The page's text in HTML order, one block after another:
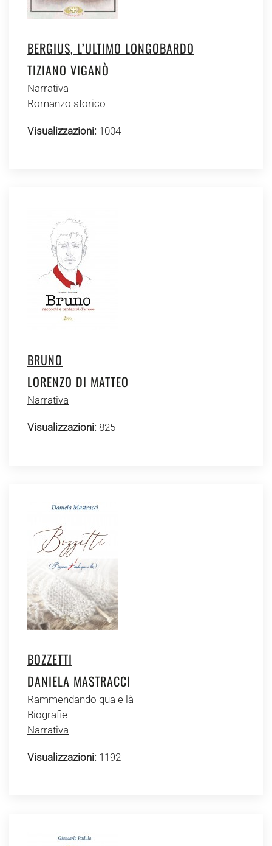
BERGIUS, L’ULTIMO LONGOBARDO
TIZIANO VIGANÒ
Narrativa
Romanzo storico
Visualizzazioni: 1004
BRUNO
LORENZO DI MATTEO
Narrativa
Visualizzazioni: 825
BOZZETTI
DANIELA MASTRACCI
Rammendando qua e là
Biografie
Narrativa
Visualizzazioni: 1192